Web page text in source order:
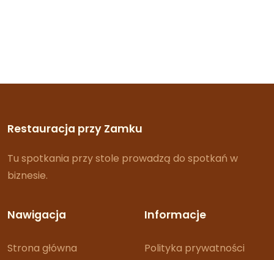
Restauracja przy Zamku
Tu spotkania przy stole prowadzą do spotkań w
biznesie.
Nawigacja
Strona główna
Informacje
Polityka prywatności